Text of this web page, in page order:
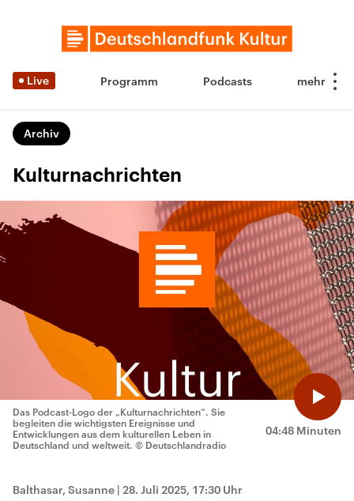
Live Programm Podcasts
Archiv
Kulturnachrichten
04:48 Minuten
Das Podcast-Logo der „Kulturnachrichten“. Sie
begleiten die wichtigsten Ereignisse und
Entwicklungen aus dem kulturellen Leben in
Deutschland und weltweit. © Deutschlandradio
Balthasar, Susanne | 28. Juli 2025, 17:30 Uhr